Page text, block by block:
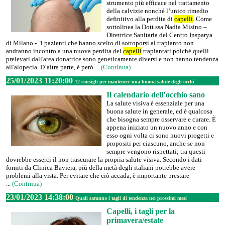
strumento più efficace nel trattamento
della calvizie nonché l’unico rimedio
definitivo alla perdita di capelli. Come
sottolinea la Dott.ssa Nadia Misino –
Direttrice Sanitaria del Centro Insparya
di Milano - "i pazienti che hanno scelto di sottoporsi al trapianto non
andranno incontro a una nuova perdita dei capelli trapiantati poiché quelli
prelevati dall'area donatrice sono geneticamente diversi e non hanno tendenza
all'alopecia. D’altra parte, è però ... (Continua)
25/01/2023 11:20:00 12 consigli per mantenere una buona salute degli occhi
Il calendario dell’occhio sano
La salute visiva è essenziale per una
buona salute in generale, ed è qualcosa
che bisogna sempre osservare e curare. È
appena iniziato un nuovo anno e con
esso ogni volta ci sono nuovi progetti e
propositi per ciascuno, anche se non
sempre vengono rispettati; tra questi
dovrebbe esserci il non trascurare la propria salute visiva. Secondo i dati
forniti da Clinica Baviera, più della metà degli italiani potrebbe avere
problemi alla vista. Per evitare che ciò accada, è importante prestare
... (Continua)
23/01/2023 14:38:00 Quali saranno i tagli di tendenza nei prossimi mesi
Capelli, i tagli per la
primavera/estate